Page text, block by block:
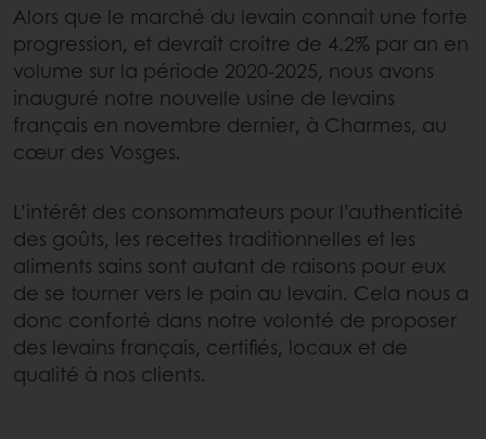
Alors que le marché du levain connait une forte
progression, et devrait croitre de 4.2% par an en
volume sur la période 2020-2025, nous avons
inauguré notre nouvelle usine de levains
français en novembre dernier, à Charmes, au
cœur des Vosges.
L’intérêt des consommateurs pour l’authenticité
des goûts, les recettes traditionnelles et les
aliments sains sont autant de raisons pour eux
de se tourner vers le pain au levain. Cela nous a
donc conforté dans notre volonté de proposer
des levains français, certifiés, locaux et de
qualité à nos clients.